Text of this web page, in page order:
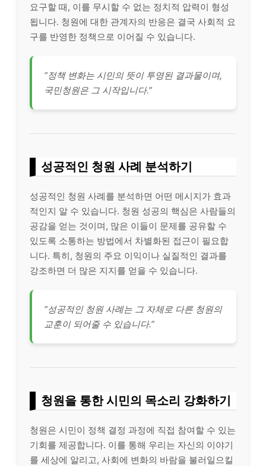
요구할 때, 이를 무시할 수 없는 정치적 압력이 형성
됩니다. 청원에 대한 관계자의 반응은 결국 사회적 요
구를 반영한 정책으로 이어질 수 있습니다.
“정책 변화는 시민의 뜻이 투영된 결과물이며,
국민청원은 그 시작입니다.”
성공적인 청원 사례 분석하기
성공적인 청원 사례를 분석하면 어떤 메시지가 효과
적인지 알 수 있습니다. 청원 성공의 핵심은 사람들의
공감을 얻는 것이며, 많은 이들이 문제를 공유할 수
있도록 소통하는 방법에서 차별화된 접근이 필요합
니다. 특히, 청원의 주요 이익이나 실질적인 결과를
강조하면 더 많은 지지를 얻을 수 있습니다.
“성공적인 청원 사례는 그 자체로 다른 청원의
교훈이 되어줄 수 있습니다.”
청원을 통한 시민의 목소리 강화하기
청원은 시민이 정책 결정 과정에 직접 참여할 수 있는
기회를 제공합니다. 이를 통해 우리는 자신의 이야기
를 세상에 알리고, 사회에 변화의 바람을 불러일으킬